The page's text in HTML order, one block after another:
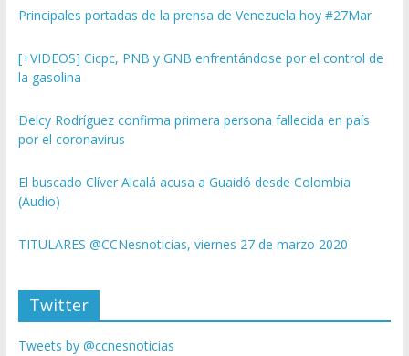
Principales portadas de la prensa de Venezuela hoy #27Mar
[+VIDEOS] Cicpc, PNB y GNB enfrentándose por el control de
la gasolina
Delcy Rodríguez confirma primera persona fallecida en país
por el coronavirus
El buscado Clíver Alcalá acusa a Guaidó desde Colombia
(Audio)
TITULARES @CCNesnoticias, viernes 27 de marzo 2020
Twitter
Tweets by @ccnesnoticias